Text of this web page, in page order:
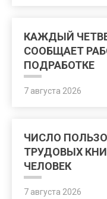
КАЖДЫЙ
СООБЩАЕТ
ПОДРАБОТКЕ
7 августа 2026
ЧИСЛО
ТРУДОВЫХ
ЧЕЛОВЕК
7 августа 2026